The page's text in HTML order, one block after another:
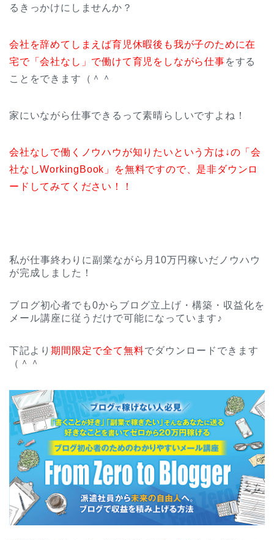
るきっかけにしませんか？
会社を辞めてしまえば育児休暇後も我が子のために在
宅で「会社なし」で働けて育児をしながら仕事をする
ことをできます（＾＾
家にいながら仕事できるって素晴らしいですよね！
会社なしで働くノウハウが知りたいという方は↓の「会
社なしWorkingBook」を無料ですので、是非ダウンロ
ードしてみてください！！
私が仕事終わりに副業ながら月10万円稼いだノウハウ
が完成しました！
ブログ初心者でも0からブログ立上げ・構築・収益化を
メール講座に従うだけで可能になっています♪
下記より 期間限定で全て無料でダウンロードできます
（＾＾